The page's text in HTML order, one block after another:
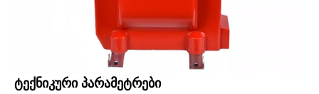
ტექნიკური პარამეტრები